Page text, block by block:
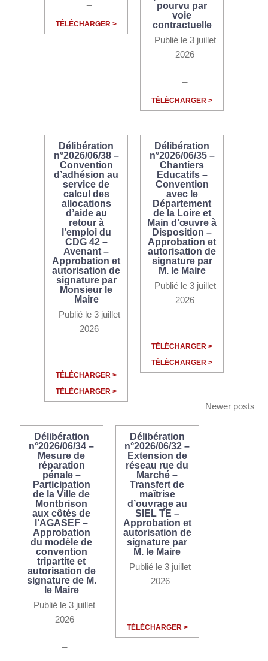
TÉLÉCHARGER >
pourvu par
voie
contractuelle
Publié le 3 juillet
2026
TÉLÉCHARGER >
Délibération
n°2026/06/38 –
Convention
d’adhésion au
service de
calcul des
allocations
d’aide au
retour à
l’emploi du
CDG 42 –
Avenant –
Approbation et
autorisation de
signature par
Monsieur le
Maire
Publié le 3 juillet
2026
TÉLÉCHARGER >
TÉLÉCHARGER >
Délibération
n°2026/06/35 –
Chantiers
Educatifs –
Convention
avec le
Département
de la Loire et
Main d’œuvre à
Disposition –
Approbation et
autorisation de
signature par
M. le Maire
Publié le 3 juillet
2026
TÉLÉCHARGER >
TÉLÉCHARGER >
Délibération
n°2026/06/34 –
Mesure de
réparation
pénale –
Participation
de la Ville de
Montbrison
aux côtés de
l’AGASEF –
Approbation
du modèle de
convention
tripartite et
autorisation de
signature de M.
le Maire
Publié le 3 juillet
2026
Délibération
n°2026/06/32 –
Extension de
réseau rue du
Marché –
Transfert de
maîtrise
d’ouvrage au
SIEL TE –
Approbation et
autorisation de
signature par
M. le Maire
Publié le 3 juillet
2026
TÉLÉCHARGER >
Newer posts